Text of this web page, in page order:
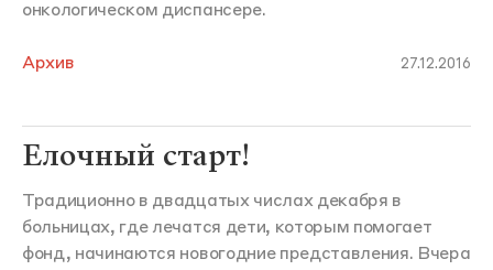
онкологическом диспансере.
Архив 27.12.2016
Елочный старт!
Традиционно в двадцатых числах декабря в
больницах, где лечатся дети, которым помогает
фонд, начинаются новогодние представления. Вчера